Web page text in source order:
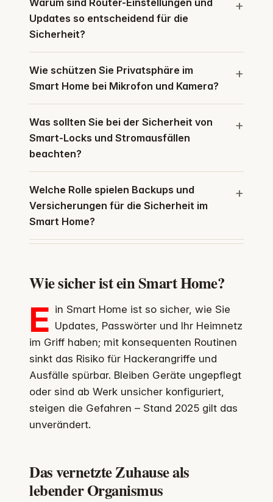
Updates so entscheidend für die
Sicherheit?
Wie schützen Sie Privatsphäre im
Smart Home bei Mikrofon und Kamera?
Was sollten Sie bei der Sicherheit von
Smart-Locks und Stromausfällen
beachten?
Welche Rolle spielen Backups und
Versicherungen für die Sicherheit im
Smart Home?
Wie sicher ist ein Smart Home?
E in Smart Home ist so sicher, wie Sie
Updates, Passwörter und Ihr Heimnetz
im Griff haben; mit konsequenten Routinen
sinkt das Risiko für Hackerangriffe und
Ausfälle spürbar. Bleiben Geräte ungepflegt
oder sind ab Werk unsicher konfiguriert,
steigen die Gefahren – Stand 2025 gilt das
unverändert.
Das vernetzte Zuhause als
lebender Organismus